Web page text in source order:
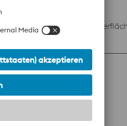
und polierter